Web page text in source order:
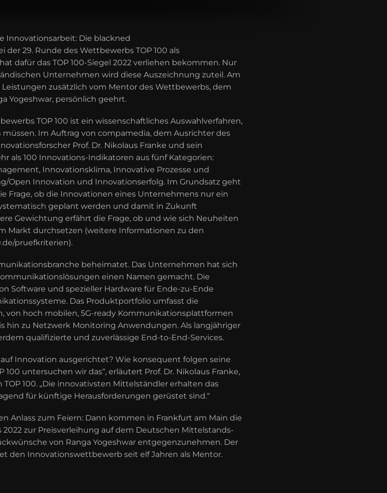
Innovationsarbeit: Die blackned
29. Runde des Wettbewerbs TOP 100 als
dafür das TOP 100-Siegel 2022 verliehen bekommen. Nur
Unternehmen wird diese Auszeichnung zuteil. Am
zusätzlich vom Mentor des Wettbewerbs, dem
Yogeshwar, persönlich geehrt.
TOP 100 ist ein wissenschaftliches Auswahlverfahren,
Im Auftrag von compamedia, dem Ausrichter des
Prof. Dr. Nikolaus Franke und sein
als 100 Innovations-Indikatoren aus fünf Kategorien:
Innovationsklima, Innovative Prozesse und
Open Innovation und Innovationserfolg. Im Grundsatz geht
Frage, ob die Innovationen eines Unternehmens nur ein
geplant werden und damit in Zukunft
Gewichtung erfährt die Frage, ob und wie sich Neuheiten
Markt durchsetzen (weitere Informationen zu den
pruefkriterien).
beheimatet. Das Unternehmen hat sich
einen Namen gemacht. Die
Software und spezieller Hardware für Ende-zu-Ende
Das Produktportfolio umfasst die
von hoch mobilen, 5G-ready Kommunikationsplattformen
hin zu Netzwerk Monitoring Anwendungen. Als langjähriger
qualifizierte und zuverlässige End-to-End-Services.
Innovation ausgerichtet? Wie konsequent folgen seine
100 untersuchen wir das“, erläutert Prof. Dr. Nikolaus Franke,
100. „Die innovativsten Mittelständler erhalten das
für künftige Herausforderungen gerüstet sind.“
Anlass zum Feiern: Dann kommen in Frankfurt am Main die
2022 zur Preisverleihung auf dem Deutschen Mittelstands-
von Ranga Yogeshwar entgegenzunehmen. Der
den Innovationswettbewerb seit elf Jahren als Mentor.